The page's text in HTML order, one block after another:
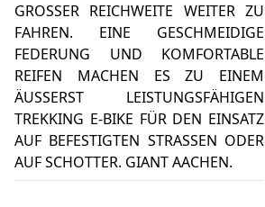
GROSSER REICHWEITE WEITER ZU
FAHREN. EINE GESCHMEIDIGE
FEDERUNG UND KOMFORTABLE
REIFEN MACHEN ES ZU EINEM
ÄUSSERST LEISTUNGSFÄHIGEN
TREKKING E-BIKE FÜR DEN EINSATZ
AUF BEFESTIGTEN STRASSEN ODER
AUF SCHOTTER. GIANT AACHEN.